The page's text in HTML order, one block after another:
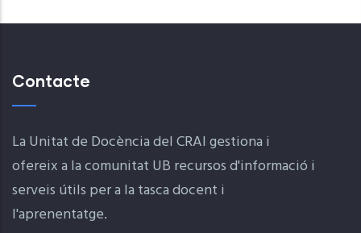
Contacte
La Unitat de Docència del CRAI gestiona i
ofereix a la comunitat UB recursos d'informació i
serveis útils per a la tasca docent i
l'aprenentatge.